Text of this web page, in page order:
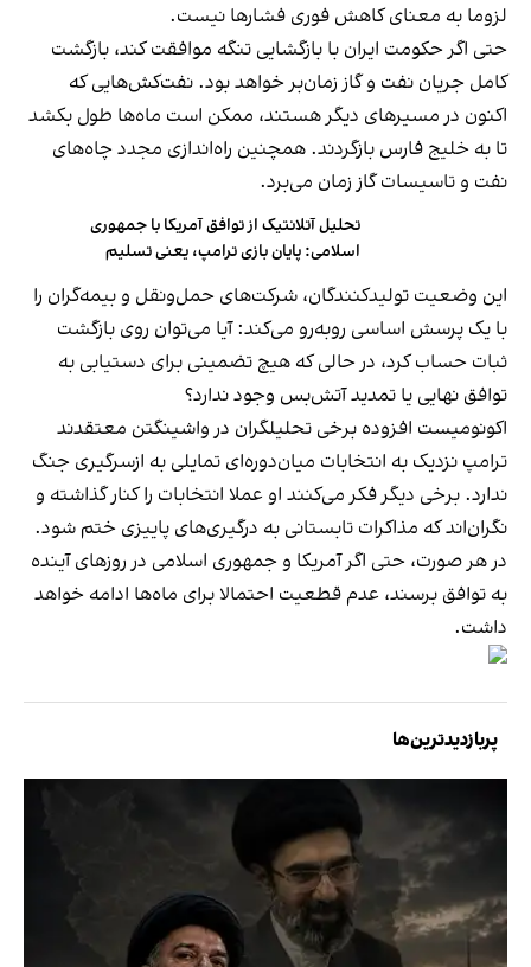
لزوما به معنای کاهش فوری فشارها نیست.
حتی اگر حکومت ایران با بازگشایی تنگه موافقت کند، بازگشت
کامل جریان نفت و گاز زمان‌بر خواهد بود. نفت‌کش‌هایی که
اکنون در مسیرهای دیگر هستند، ممکن است ماه‌ها طول بکشد
تا به خلیج فارس بازگردند. همچنین راه‌اندازی مجدد چاه‌های
نفت و تاسیسات گاز زمان می‌برد.
تحلیل آتلانتیک از توافق آمریکا با جمهوری
اسلامی: پایان بازی ترامپ، یعنی تسلیم
این وضعیت تولیدکنندگان، شرکت‌های حمل‌ونقل و بیمه‌گران را
با یک پرسش اساسی روبه‌رو می‌کند: آیا می‌توان روی بازگشت
ثبات حساب کرد، در حالی که هیچ تضمینی برای دستیابی به
توافق نهایی یا تمدید آتش‌بس وجود ندارد؟
اکونومیست افزوده برخی تحلیلگران در واشینگتن معتقدند
ترامپ نزدیک به انتخابات میان‌دوره‌ای تمایلی به ازسرگیری جنگ
ندارد. برخی دیگر فکر می‌کنند او عملا انتخابات را کنار گذاشته و
نگران‌اند که مذاکرات تابستانی به درگیری‌های پاییزی ختم شود.
در هر صورت، حتی اگر آمریکا و جمهوری اسلامی در روزهای آینده
به توافق برسند، عدم قطعیت احتمالا برای ماه‌ها ادامه خواهد
داشت.
پربازدیدترین‌ها